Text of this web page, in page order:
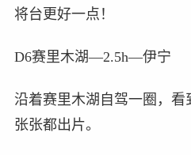
将台更好一点！
D6赛里木湖—2.5h—伊宁
沿着赛里木湖自驾一圈，看
张张都出片。